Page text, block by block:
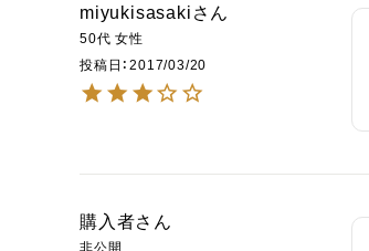
miyukisasaki
50代 女性
投稿日
2017/03/20
購入者
非公開